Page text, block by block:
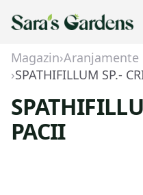
Magazin›
›SPATHIFILLUM SP.-
PACII